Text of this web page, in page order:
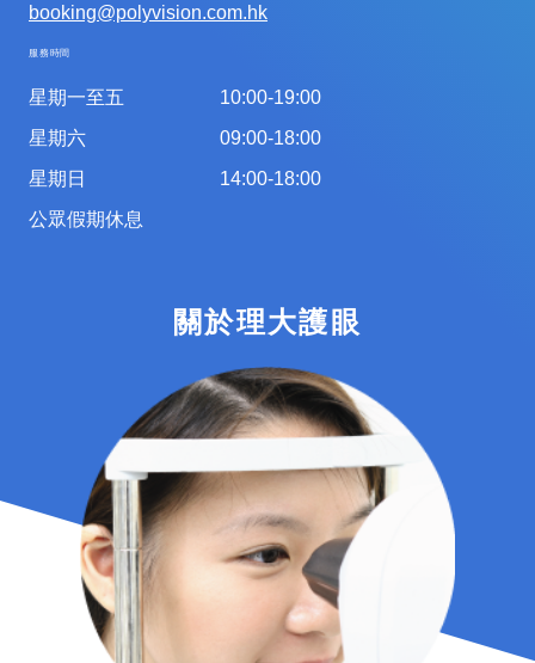
booking@polyvision.com.hk
服務時間
星期一至五
星期六
星期日
公眾假期休息
10:00-19:00
09:00-18:00
14:00-18:00
關於理大護眼